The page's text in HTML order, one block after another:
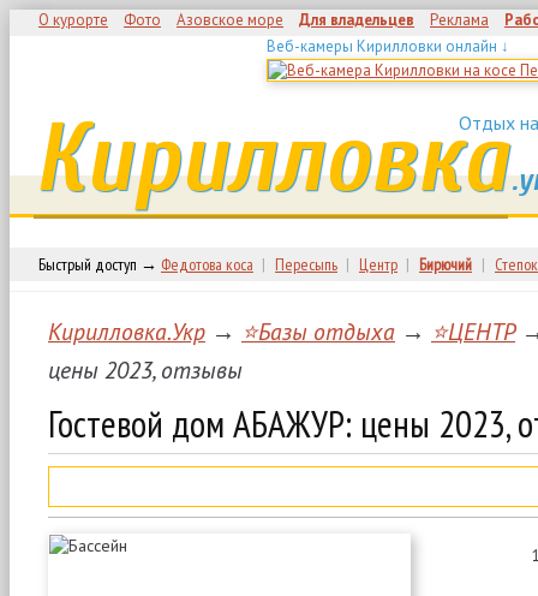
О курорте Фото Азовское море Для владельцев Реклама
Веб-камеры Кирилловки онлайн ↓
Отдых
Кирилловка
Быстрый доступ → Федотова коса | Пересыпь | Центр | Бирючий | Степок
Кирилловка.Укр → ⭐Базы отдыха → ⭐ЦЕНТР→
цены 2023, отзывы
Гостевой дом АБАЖУР: цены 2023,